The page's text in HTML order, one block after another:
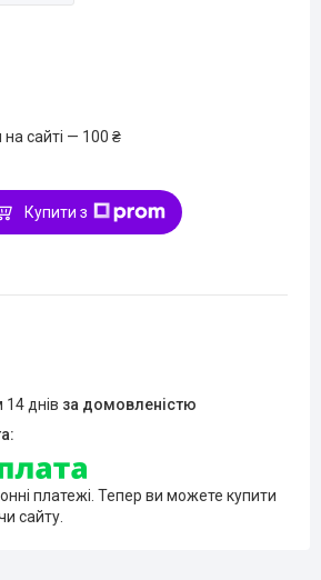
сайті — 100 ₴
Купити з
14 днів за домовленістю
платежі. Тепер ви можете купити
сайту.